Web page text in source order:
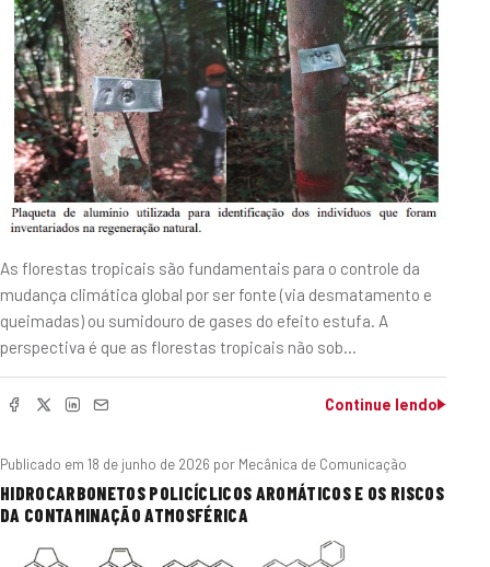
As florestas tropicais são fundamentais para o controle da
mudança climática global por ser fonte (via desmatamento e
queimadas) ou sumidouro de gases do efeito estufa. A
perspectiva é que as florestas tropicais não sob…
Continue lendo
Publicado em 18 de junho de 2026 por Mecânica de Comunicação
HIDROCARBONETOS POLICÍCLICOS AROMÁTICOS E OS RISCOS
DA CONTAMINAÇÃO ATMOSFÉRICA